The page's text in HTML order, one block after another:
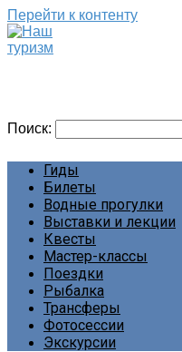
Перейти к контенту
Поиск:
Гиды
Билеты
Водные прогулки
Выставки и лекции
Квесты
Мастер-классы
Поездки
Рыбалка
Трансферы
Фотосессии
Экскурсии